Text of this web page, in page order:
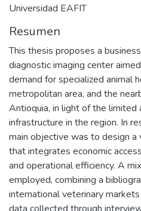
Universidad EAFIT
Resumen
This thesis proposes a
diagnostic imaging center
demand for specialized animal
metropolitan area, and the
Antioquia, in light of the limited
infrastructure in the region. In
main objective was to design
that integrates economic
and operational efficiency. A
employed, combining a
international veterinary